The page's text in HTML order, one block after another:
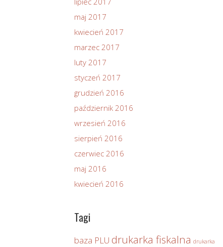
maj 2017
kwiecień 2017
marzec 2017
luty 2017
styczeń 2017
grudzień 2016
październik 2016
wrzesień 2016
sierpień 2016
czerwiec 2016
maj 2016
kwiecień 2016
Tagi
baza PLU drukarka fiskalna drukarka